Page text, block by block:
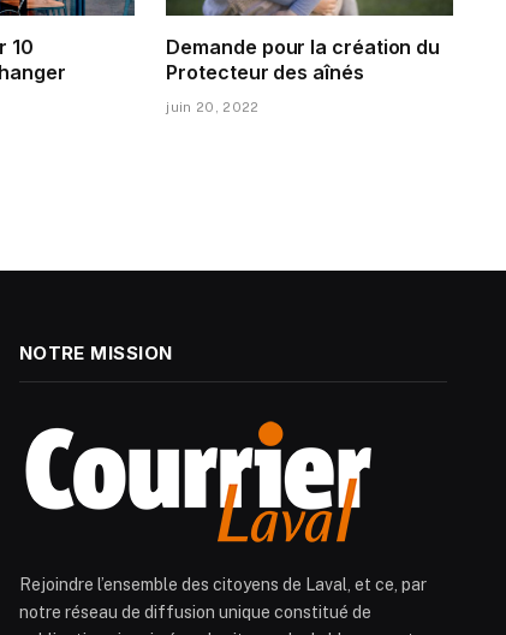
10
Demande pour la création du
Protecteur des aînés
juin 20, 2022
NOTRE MISSION
Rejoindre l’ensemble des citoyens de Laval, et ce, par
notre réseau de diffusion unique constitué de